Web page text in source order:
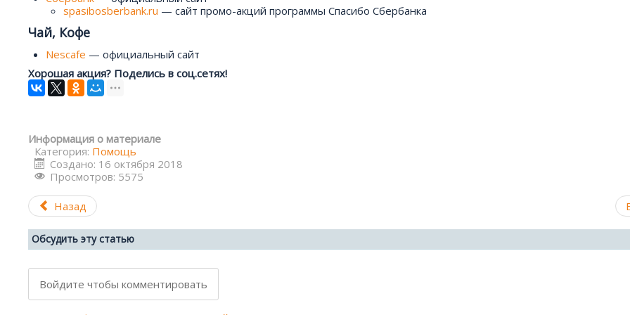
spasibosberbank.ru — сайт промо-акций программы Спасибо Сбербанка
Чай, Кофе
Nescafe — официальный сайт
Хорошая акция? Поделись в соц.сетях!
Информация о материале
Категория: Помощь
Создано: 16 октября 2018
Просмотров: 5575
Назад
Обсудить эту статью
Войдите чтобы комментировать